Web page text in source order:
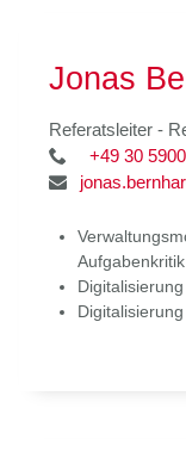
Jonas
Referatsleiter -
+49 30
Aufgabenkritik